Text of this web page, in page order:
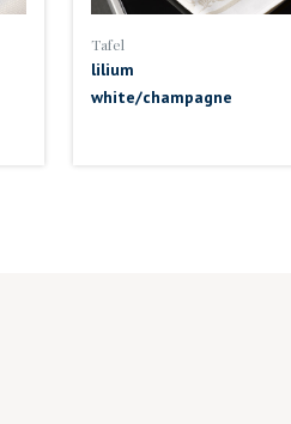
Tafel
lilium
white/champagne